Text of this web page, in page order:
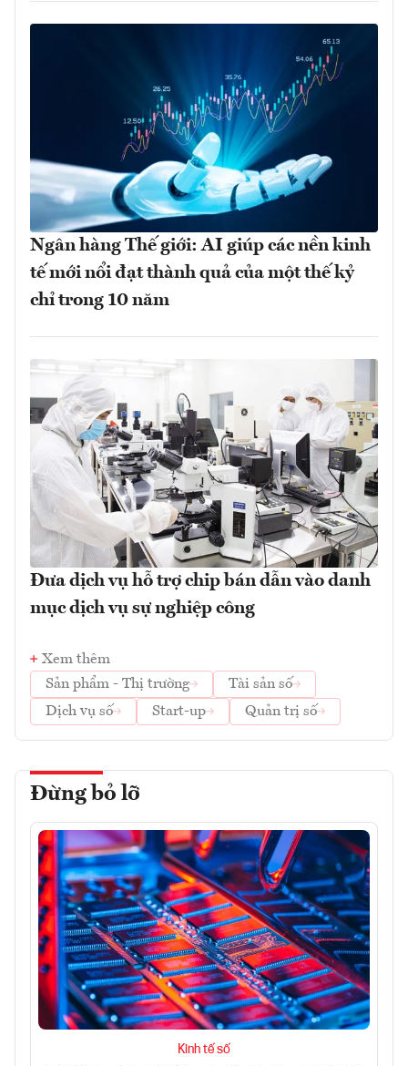
Ngân hàng Thế giới: AI giúp các nền kinh
tế mới nổi đạt thành quả của một thế kỷ
chỉ trong 10 năm
Đưa dịch vụ hỗ trợ chip bán dẫn vào danh
mục dịch vụ sự nghiệp công
Xem thêm
Sản phẩm - Thị trường
Tài sản số
Dịch vụ số
Start-up Quản trị số
Đừng bỏ lỡ
Kinh tế số